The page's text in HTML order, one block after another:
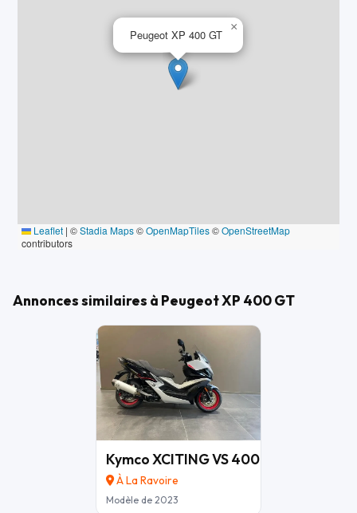
OPTIONS ET ÉQUIPEMENTS :
Autres équipements et informations :
Peugeot XP 400 GT
×
Leaflet | ©Stadia Maps©OpenMapTiles©OpenStreetMap
contributors
Annonces similaires à Peugeot XP 400 GT
Kymco XCITING VS 400 SE
À La Ravoire
Modèle de 2023